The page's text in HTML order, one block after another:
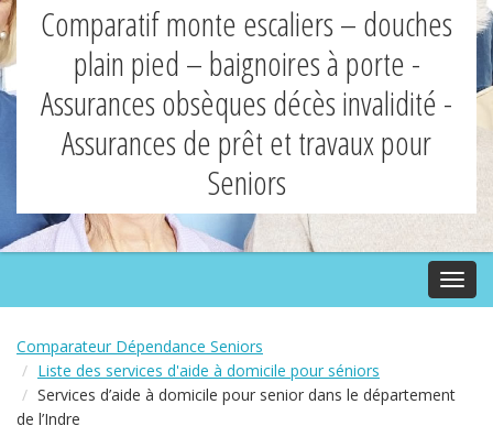
Comparatif monte escaliers – douches
plain pied – baignoires à porte -
Assurances obsèques décès invalidité -
Assurances de prêt et travaux pour
Seniors
Comparateur Dépendance Seniors
Liste des services d'aide à domicile pour séniors
Services d’aide à domicile pour senior dans le département
de l’Indre